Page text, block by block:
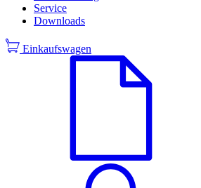
Service
Downloads
Einkaufswagen